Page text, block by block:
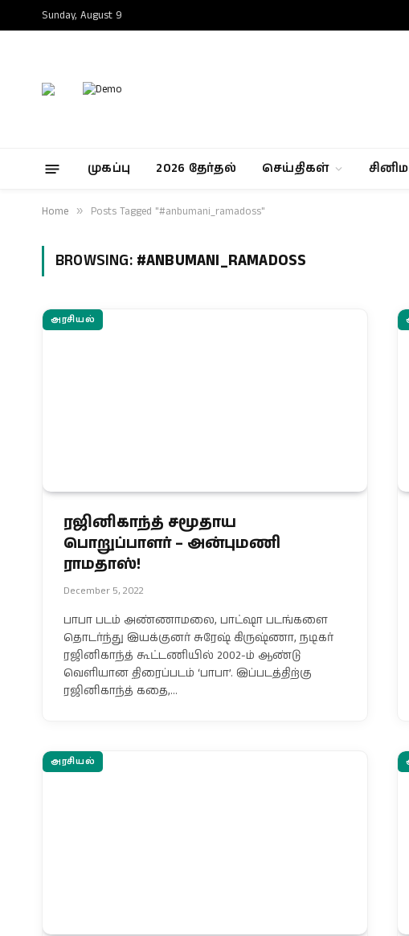
Sunday, August 9
முகப்பு 2026 தேர்தல் செய்திகள்
Home » Posts Tagged "#anbumani_ramadoss"
BROWSING: #ANBUMANI_RAMADOSS
அரசியல்
ரஜினிகாந்த் சமூதாய
பொறுப்பாளர் – அன்புமணி
ராமதாஸ்!
December 5, 2022
பாபா படம் அண்ணாமலை, பாட்ஷா படங்களை
தொடர்ந்து இயக்குனர் சுரேஷ் கிருஷ்ணா, நடிகர்
ரஜினிகாந்த் கூட்டணியில் 2002-ம் ஆண்டு
வெளியான திரைப்படம் ‘பாபா’. இப்படத்திற்கு
ரஜினிகாந்த் கதை,…
அரசியல்